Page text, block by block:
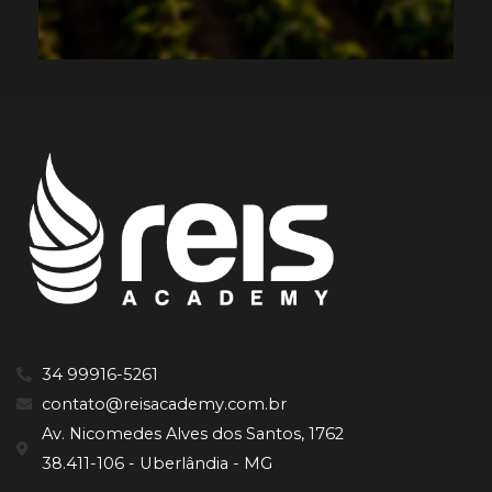
34 99916-5261
contato@reisacademy.com.br
Av. Nicomedes Alves dos Santos, 1762
38.411-106 - Uberlândia - MG